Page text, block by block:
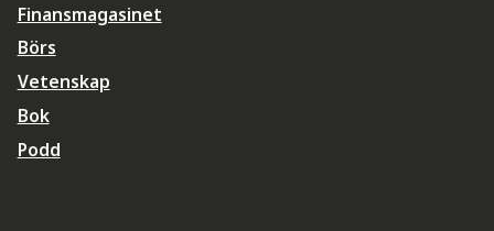
Finansmagasinet
Börs
Vetenskap
Bok
Podd